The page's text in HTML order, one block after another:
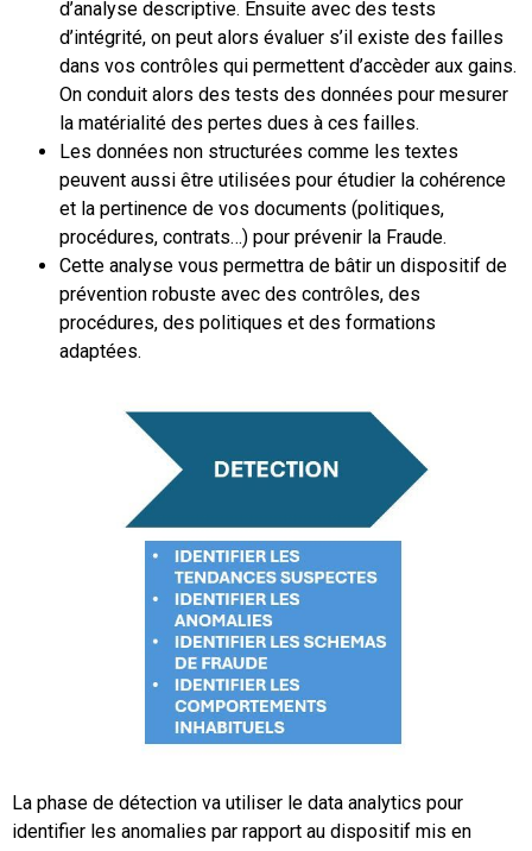
d’analyse descriptive. Ensuite avec des tests
d’intégrité, on peut alors évaluer s’il existe des failles
dans vos contrôles qui permettent d’accèder aux gains.
On conduit alors des tests des données pour mesurer
la matérialité des pertes dues à ces failles.
Les données non structurées comme les textes
peuvent aussi être utilisées pour étudier la cohérence
et la pertinence de vos documents (politiques,
procédures, contrats…) pour prévenir la Fraude.
Cette analyse vous permettra de bâtir un dispositif de
prévention robuste avec des contrôles, des
procédures, des politiques et des formations
adaptées.
La phase de détection va utiliser le data analytics pour
identifier les anomalies par rapport au dispositif mis en